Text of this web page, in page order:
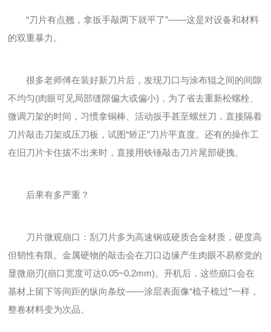
“刀片有点翘，拿扳手敲两下就平了”——这是对设备和材料
的双重暴力。
很多老师傅在装好新刀片后，发现刀口与涂布辊之间的间隙
不均匀(肉眼可见局部缝隙偏大或偏小)，为了省去重新松螺栓、
微调刀架的时间，习惯拿铜棒、活动扳手甚至螺丝刀，直接隔着
刀片敲击刀架或压刀板，试图“矫正”刀片平直度。还有的操作工
在旧刀片卡住拔不出来时，直接用铁锤敲击刀片尾部硬拽。
后果有多严重？
刀片微观崩口：刮刀片多为高速钢或硬质合金材质，硬度高
但韧性有限。金属硬物的敲击会在刀口边缘产生肉眼不易察觉的
显微崩刃(崩口宽度可达0.05~0.2mm)。开机后，这些崩口会在
基材上留下等间距的纵向条纹——涂层表面像“梳子梳过”一样，
整卷材料变为次品。